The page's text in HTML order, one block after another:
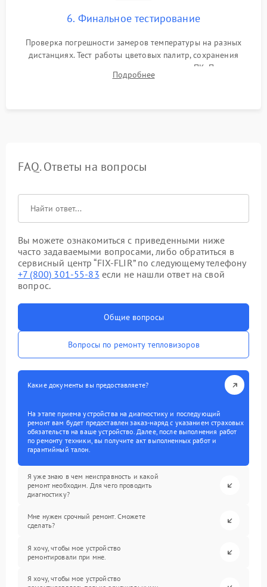
6. Финальное тестирование
Проверка погрешности замеров температуры на разных
дистанциях. Тест работы цветовых палитр, сохранения
термограмм в память и передачи данных на ПК. Проверка
автономности работы и итоговый контроль качества.
Подробнее
FAQ. Ответы на вопросы
Вы можете ознакомиться с приведенными ниже
часто задаваемыми вопросами, либо обратиться в
сервисный центр “FIX-FLIR” по следующему телефону
+7 (800) 301-55-83 если не нашли ответ на свой
вопрос.
Общие вопросы
Вопросы по ремонту тепловизоров
Какие документы вы предоставляете?
На этапе приема устройства на диагностику и последующий
ремонт вам будет предоставлен заказ-наряд с указанием страховых
обязательств на ваше устройство. Далее, после выполнения работ
по ремонту техники, вы получите акт выполненных работ и
гарантийный талон.
Я уже знаю в чем неисправность и какой
ремонт необходим. Для чего проводить
диагностику?
Мне нужен срочный ремонт. Сможете
сделать?
Я хочу, чтобы мое устройство
ремонтировали при мне.
Я хочу, чтобы мое устройство